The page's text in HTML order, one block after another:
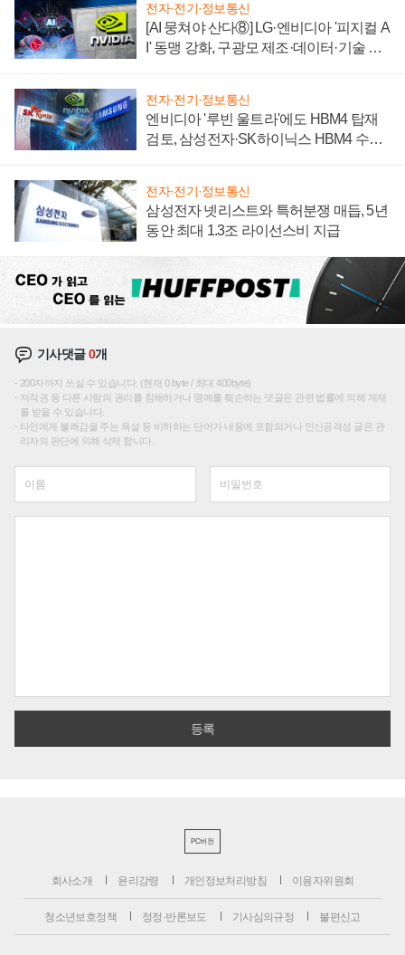
전자·전기·정보통신
[AI 뭉쳐야 산다⑧] LG·엔비디아 '피지컬 A
I' 동맹 강화, 구광모 제조·데이터·기술 결
전자·전기·정보통신
엔비디아 '루빈 울트라'에도 HBM4 탑재
검토, 삼성전자·SK하이닉스 HBM4 수율
전자·전기·정보통신
삼성전자 넷리스트와 특허분쟁 매듭, 5년
동안 최대 1.3조 라이선스비 지급
기사댓글0개
200자까지 쓰실 수 있습니다. (현재 0 byte / 최대 400byte)
저작권 등 다른 사람의 권리를 침해하거나 명예를 훼손하는 댓글은 관련 법률에 의해 제재
를 받을 수 있습니다.
타인에게 불쾌감을 주는 욕설 등 비하하는 단어가 내용에 포함되거나 인신공격성 글은 관
리자의 판단에 의해 삭제 합니다.
PC버전
회사소개 윤리강령 개인정보처리방침 이용자위원회
청소년보호정책 정정·반론보도 기사심의규정 불편신고